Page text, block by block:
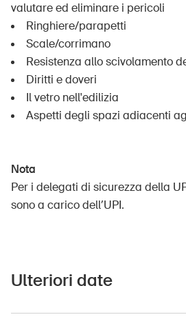
valutare ed eliminare i pericoli
Ringhiere/parapetti
Scale/corrimano
Resistenza allo scivolamento
Diritti e doveri
Il vetro nell'edilizia
Aspetti degli spazi adiacenti
Nota
Per i delegati di sicurezza della
sono a carico dell’UPI.
Ulteriori date